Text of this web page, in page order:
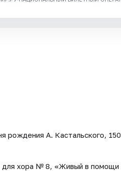
рождения А. Кастальского,
для хора № 8, «Живый в помощи